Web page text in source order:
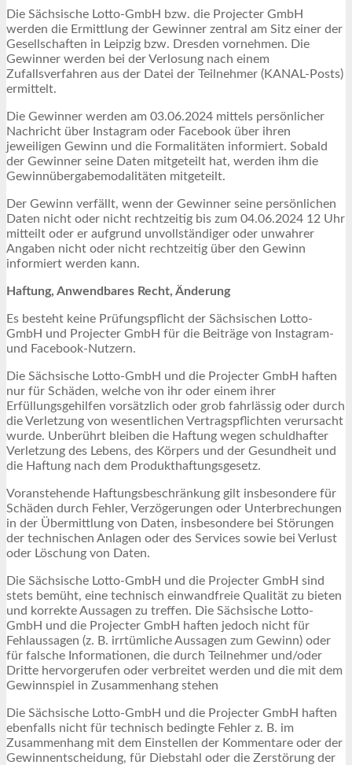
Die Sächsische Lotto-GmbH bzw. die Projecter GmbH
werden die Ermittlung der Gewinner zentral am Sitz einer der
Gesellschaften in Leipzig bzw. Dresden vornehmen. Die
Gewinner werden bei der Verlosung nach einem
Zufallsverfahren aus der Datei der Teilnehmer (KANAL-Posts)
ermittelt.
Die Gewinner werden am 03.06.2024 mittels persönlicher
Nachricht über Instagram oder Facebook über ihren
jeweiligen Gewinn und die Formalitäten informiert. Sobald
der Gewinner seine Daten mitgeteilt hat, werden ihm die
Gewinnübergabemodalitäten mitgeteilt.
Der Gewinn verfällt, wenn der Gewinner seine persönlichen
Daten nicht oder nicht rechtzeitig bis zum 04.06.2024 12 Uhr
mitteilt oder er aufgrund unvollständiger oder unwahrer
Angaben nicht oder nicht rechtzeitig über den Gewinn
informiert werden kann.
Haftung, Anwendbares Recht, Änderung
Es besteht keine Prüfungspflicht der Sächsischen Lotto-
GmbH und Projecter GmbH für die Beiträge von Instagram-
und Facebook-Nutzern.
Die Sächsische Lotto-GmbH und die Projecter GmbH haften
nur für Schäden, welche von ihr oder einem ihrer
Erfüllungsgehilfen vorsätzlich oder grob fahrlässig oder durch
die Verletzung von wesentlichen Vertragspflichten verursacht
wurde. Unberührt bleiben die Haftung wegen schuldhafter
Verletzung des Lebens, des Körpers und der Gesundheit und
die Haftung nach dem Produkthaftungsgesetz.
Voranstehende Haftungsbeschränkung gilt insbesondere für
Schäden durch Fehler, Verzögerungen oder Unterbrechungen
in der Übermittlung von Daten, insbesondere bei Störungen
der technischen Anlagen oder des Services sowie bei Verlust
oder Löschung von Daten.
Die Sächsische Lotto-GmbH und die Projecter GmbH sind
stets bemüht, eine technisch einwandfreie Qualität zu bieten
und korrekte Aussagen zu treffen. Die Sächsische Lotto-
GmbH und die Projecter GmbH haften jedoch nicht für
Fehlaussagen (z. B. irrtümliche Aussagen zum Gewinn) oder
für falsche Informationen, die durch Teilnehmer und/oder
Dritte hervorgerufen oder verbreitet werden und die mit dem
Gewinnspiel in Zusammenhang stehen
Die Sächsische Lotto-GmbH und die Projecter GmbH haften
ebenfalls nicht für technisch bedingte Fehler z. B. im
Zusammenhang mit dem Einstellen der Kommentare oder der
Gewinnentscheidung, für Diebstahl oder die Zerstörung der